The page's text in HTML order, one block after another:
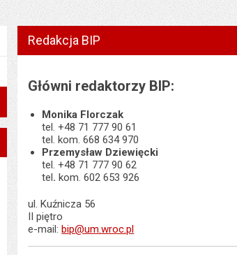
Redakcja BIP
Główni redaktorzy BIP:
Monika Florczak
tel. +48 71 777 90 61
tel. kom. 668 634 970
Przemysław Dziewięcki
tel. +48 71 777 90 62
tel. kom. 602 653 926
ul. Kuźnicza 56
II piętro
e-mail:bip@um.wroc.pl